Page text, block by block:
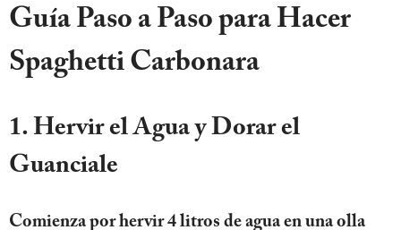
Guía Paso a Paso para Hacer
Spaghetti Carbonara
1. Hervir el Agua y Dorar el
Guanciale
Comienza por hervir 4 litros de agua en una olla